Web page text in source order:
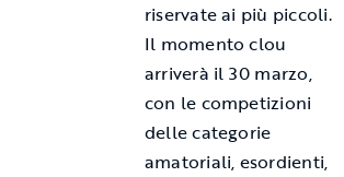
riservate ai più piccoli.
Il momento clou
arriverà il 30 marzo,
con le competizioni
delle categorie
amatoriali, esordienti,